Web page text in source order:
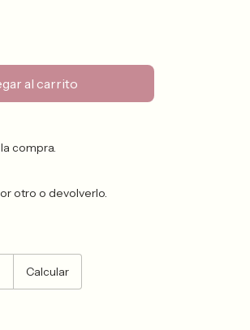
compra.
otro o devolverlo.
Calcular